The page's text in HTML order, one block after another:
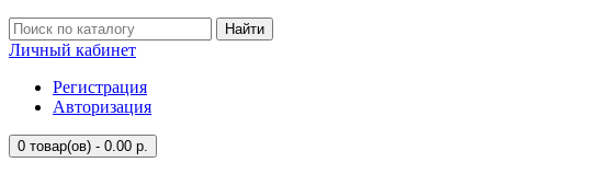
Найти
Личный кабинет
Регистрация
Авторизация
0 товар(ов) - 0.00 р.